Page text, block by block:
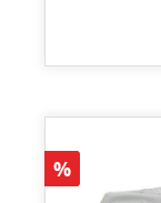
Réduction
%